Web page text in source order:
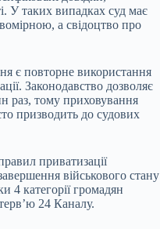
У таких випадках суд має
а свідоцтво про
є повторне використання
Законодавство дозволяє
раз, тому приховування
призводить до судових
приватизації
військового стану
4 категорії громадян
24 Каналу.